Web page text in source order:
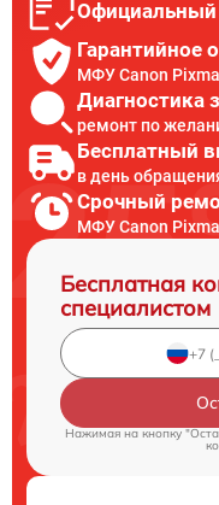
Официальный
Гарантийное
МФУ Canon
Диагностика
ремонт по
Бесплатный
в день
Срочный
МФУ Canon
Бесплатная
специалистом
Нажимая на кнопку